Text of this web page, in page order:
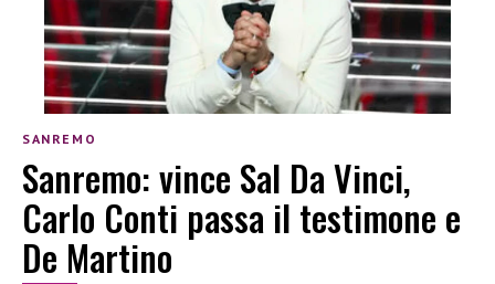
SANREMO
Sanremo: vince Sal Da Vinci,
Carlo Conti passa il testimone e
De Martino